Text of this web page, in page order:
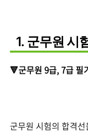
1. 군무원 시
🔻군무원 9급, 7급 필
군무원 시험의 합격